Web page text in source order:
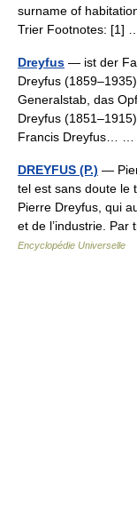
surname of
Trier Footnotes: [1]
Dreyfus — ist der
Dreyfus
Generalstab, das
Dreyfus
Francis Dreyfus… …
DREYFUS (P.) —
tel est sans doute le
Pierre Dreyfus, qui
et de l’industrie.
Encyclopédie Universelle